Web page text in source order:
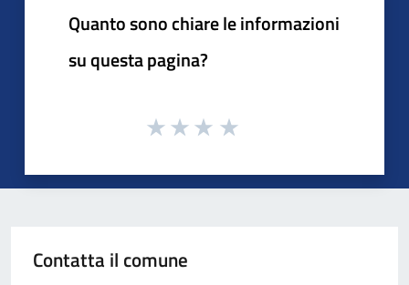
Quanto sono chiare le informazioni
su questa pagina?
Contatta il comune